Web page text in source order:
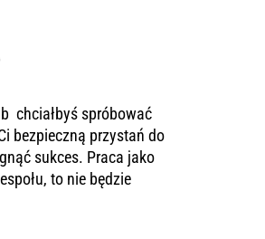
chciałbyś spróbować
bezpieczną przystań do
sukces. Praca jako
to nie będzie